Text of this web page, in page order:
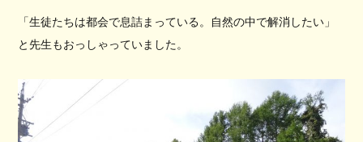
「生徒たちは都会で息詰まっている。自然の中で解消したい」
と先生もおっしゃっていました。